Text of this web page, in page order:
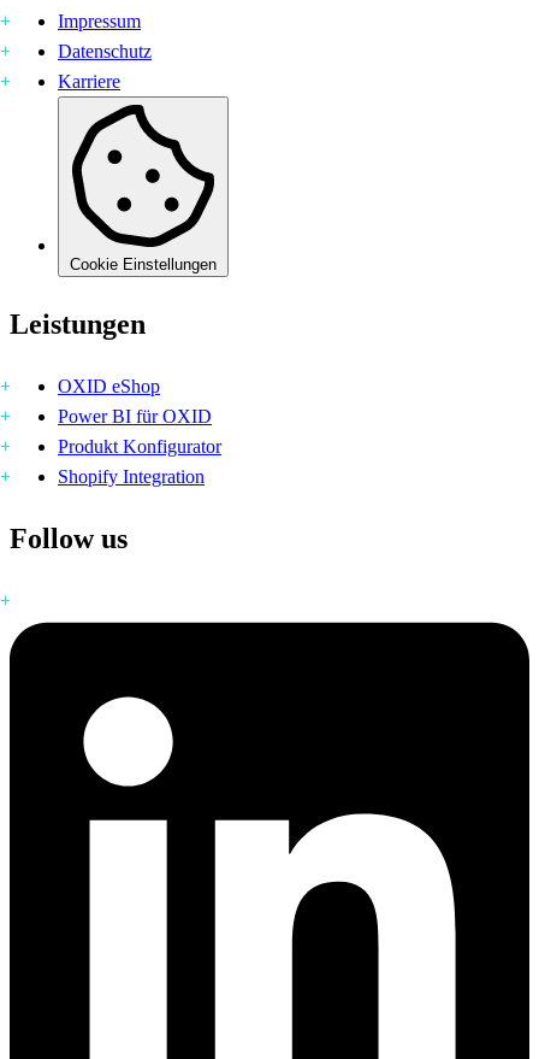
Impressum
Datenschutz
Karriere
Cookie Einstellungen
Leistungen
OXID eShop
Power BI für OXID
Produkt Konfigurator
Shopify Integration
Follow us